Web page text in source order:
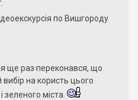
:
по Вишгороду
ще раз переконався, що
на користь цього
зеленого міста.